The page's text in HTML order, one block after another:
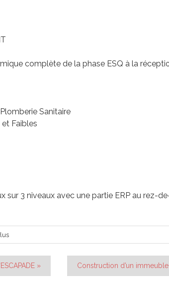
complète de la phase ESQ à la
Sanitaire
Faibles
sur 3 niveaux avec une partie ERP au rez-
» Construction d’un